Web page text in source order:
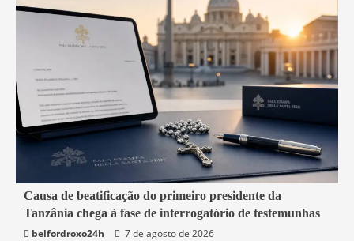
4 min read
Mundo
Causa de beatificação do primeiro presidente da
Tanzânia chega à fase de interrogatório de testemunhas
belfordroxo24h
7 de agosto de 2026